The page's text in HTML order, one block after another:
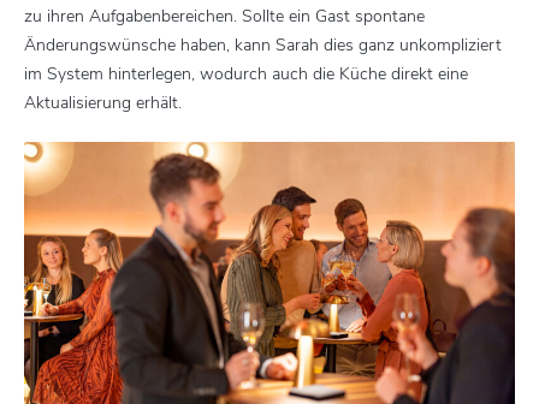
zu ihren Aufgabenbereichen. Sollte ein Gast spontane
Änderungswünsche haben, kann Sarah dies ganz unkompliziert
im System hinterlegen, wodurch auch die Küche direkt eine
Aktualisierung erhält.